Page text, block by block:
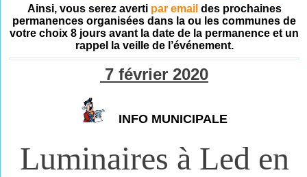
Ainsi, vous serez averti par email des prochaines
permanences organisées dans la ou les communes de
votre choix 8 jours avant la date de la permanence et un
rappel la veille de l’événement.
7 février 2020
INFO MUNICIPALE
Luminaires à Led en